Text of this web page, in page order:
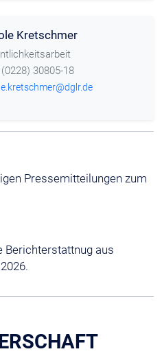
Kretschmer
(0228) 30805-18
Pressemitteilungen zum
Berichterstattnug aus